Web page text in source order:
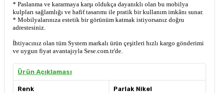
* Paslanma ve kararmaya karşı oldukça dayanıklı olan bu mobilya
kulpları sağlamlığı ve hafif tasarımı ile pratik bir kullanım imkânı sunar.
* Mobilyalarınıza estetik bir görünüm katmak istiyorsanız doğru
adrestesiniz.
İhtiyacınız olan tüm System markalı ürün çeşitleri hızlı kargo gönderimi
ve uygun fiyat avantajıyla Sese.com.tr'de.
Ürün Açıklaması
Renk Parlak Nikel